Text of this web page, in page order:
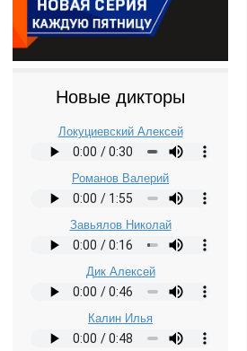
Новые дикторы
Локуциевский Алексей
Романов Валерий
Завьялов Николай
Дик Алексей
Калин Илья